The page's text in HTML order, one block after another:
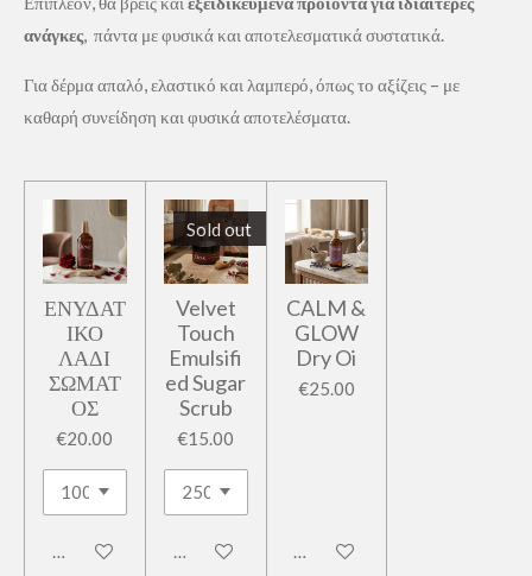
ανάγκες, πάντα με φυσικά και αποτελεσματικά συστατικά.
Για δέρμα απαλό, ελαστικό και λαμπερό, όπως το αξίζεις – με
καθαρή συνείδηση και φυσικά αποτελέσματα.
ΕΝΥΔΑΤ
ΙΚΟ
ΛΑΔΙ
ΣΩΜΑΤ
ΟΣ
€20.00
Add to cart
Sold out
Velvet
Touch
Emulsifi
ed Sugar
Scrub
€15.00
Notify me when available
CALM &
GLOW
Dry Oi
€25.00
Add to cart